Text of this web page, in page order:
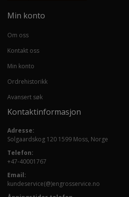
Min konto
Om oss
Kontakt oss
Min konto
Ordrehistorikk
Avansert søk
Kontaktinformasjon
Adresse:
Solgaardskog 120 1599 Moss, Norge
Telefon:
+47-40001767
Email:
kundeservice(@)engrosservice.no